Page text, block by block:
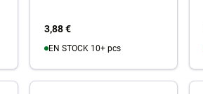
3,88 €
EN STOCK 10+ pcs